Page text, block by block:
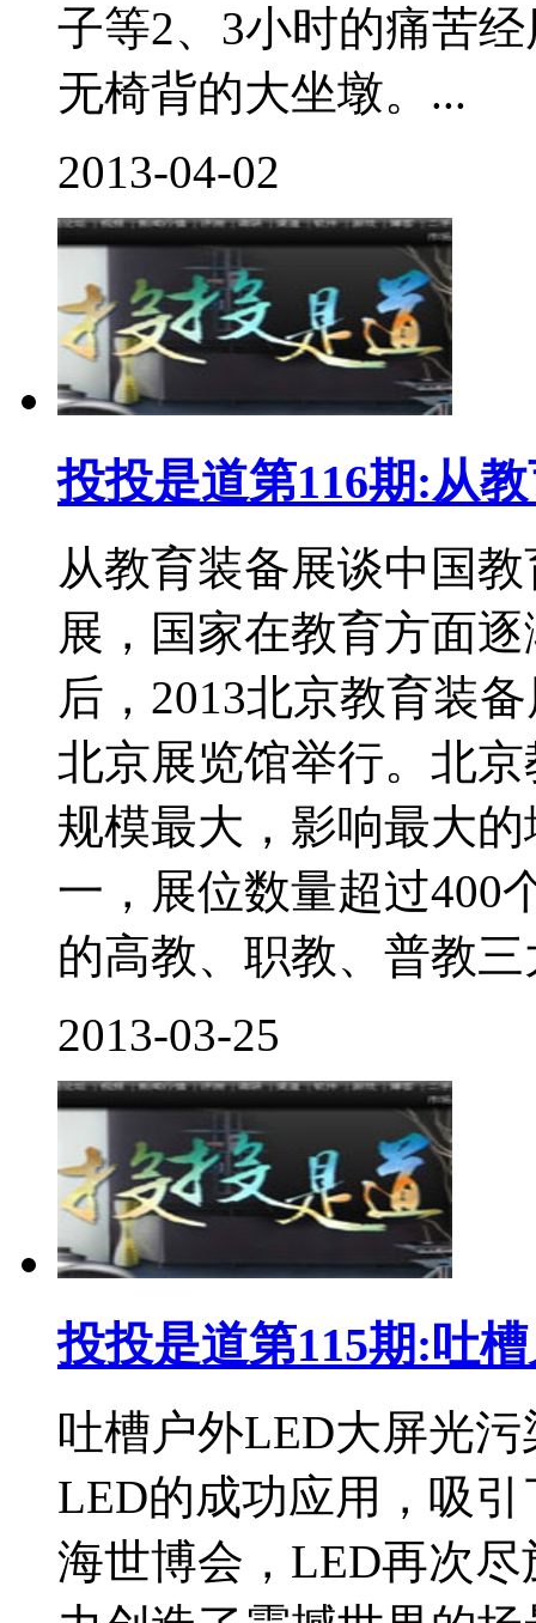
子等2、3小时的痛苦
无椅背的大坐墩。...
2013-04-02
投投是道第116期:从
从教育装备展谈中国
展，国家在教育方面
后，2013北京教育装
北京展览馆举行。北
规模最大，影响最大
一，展位数量超过400
的高教、职教、普教
2013-03-25
投投是道第115期:吐
吐槽户外LED大屏光
LED的成功应用，吸
海世博会，LED再次